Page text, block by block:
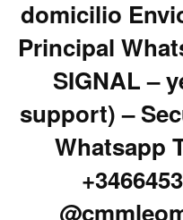
domicilio
Principal
SIGNAL –
support) –
Whatsapp